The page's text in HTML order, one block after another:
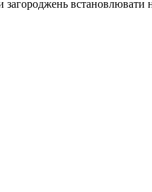
встановлювати